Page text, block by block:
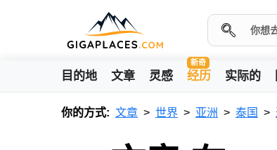
目的地 文章 灵感
新奇
经历 实际的
你的方式: 文章 世界 亚洲 泰国